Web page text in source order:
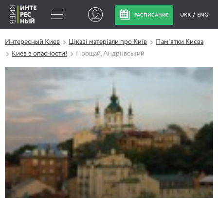
РАСПИСАНИЕ UKR ENG
Интересный Киев Цікаві матеріали про Київ
Пам'ятки Києва
Киев в опасности!
Прощай, Андріївський